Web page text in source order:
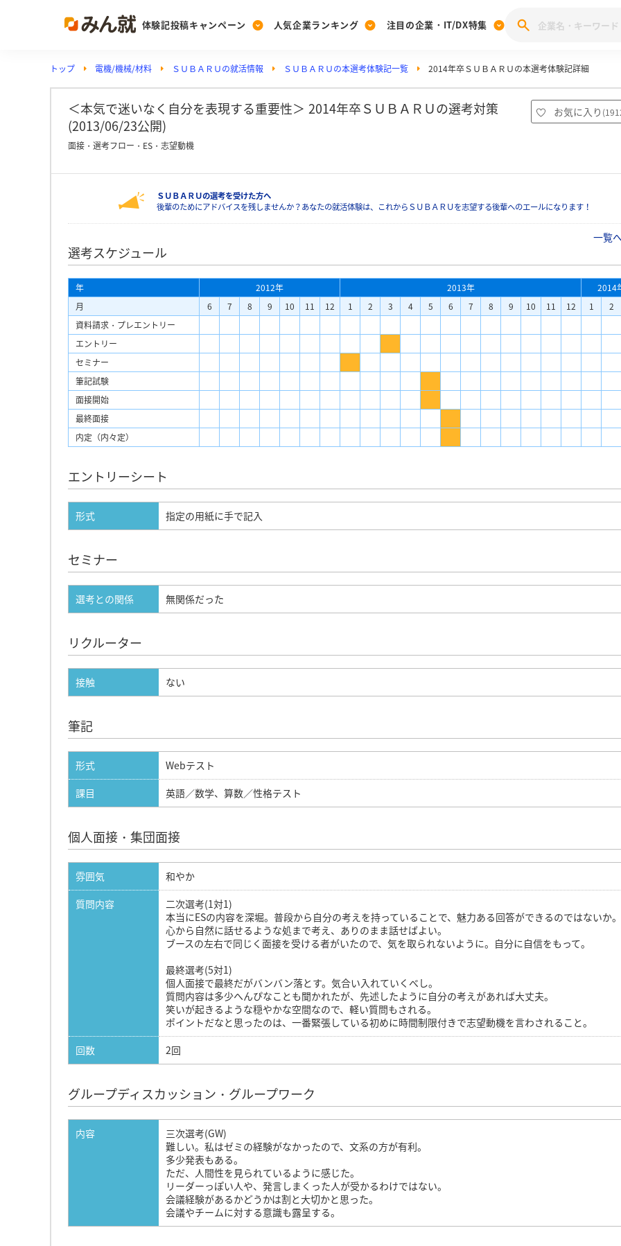
体験記投稿キャンペーン
Post
投稿する
[27卒] 本選考体験記投稿キャンペーン
人気企業ランキング
Ranking
ランキングを見る
みんなのDX企業就職ブランド調査
注目の企業・IT/DX特集
PickUp
注目の企業特集
動画で知ろう！業界・企業研究
トップ 電機/機械/材料 ＳＵＢＡＲＵの就活情報 ＳＵＢＡＲＵの本選考体験記一覧 2014年卒ＳＵＢＡＲＵの本選考体験記詳細
＜本気で迷いなく自分を表現する重要性＞ 2014年卒ＳＵＢＡＲＵの選考対策
(2013/06/23公開)
お気に入り (
面接・選考フロー・ES・志望動機
ＳＵＢＡＲＵの選考を受けた方へ
後輩のためにアドバイスを残しませんか？あなたの就活体験は、これからＳＵＢＡＲＵを志望する後輩へのエールになります！
一覧
選考スケジュール
年 2012年 2013年
2014
月
6 7 8 9 10 11 12 1 2 3 4 5 6 7 8 9 10 11 12 1
2
資料請求・プレエントリー
エントリー
セミナー
筆記試験
面接開始
最終面接
内定（内々定）
エントリーシート
形式 指定の用紙に手で記入
セミナー
選考との関係 無関係だった
リクルーター
接触 ない
筆記
形式
Webテスト
課目
英語／数学、算数／性格テスト
個人面接・集団面接
雰囲気
和やか
質問内容
二次選考(1対1)
本当にESの内容を深堀。普段から自分の考えを持っていることで、魅力ある回答ができるのではないか。
心から自然に話せるような処まで考え、ありのまま話せばよい。
ブースの左右で同じく面接を受ける者がいたので、気を取られないように。自分に自信をもって。
最終選考(5対1)
個人面接で最終だがバンバン落とす。気合い入れていくべし。
質問内容は多少へんぴなことも聞かれたが、先述したように自分の考えがあれば大丈夫。
笑いが起きるような穏やかな空間なので、軽い質問もされる。
ポイントだなと思ったのは、一番緊張している初めに時間制限付きで志望動機を言わされること。
回数
2回
グループディスカッション・グループワーク
内容
三次選考(GW)
難しい。私はゼミの経験がなかったので、文系の方が有利。
多少発表もある。
ただ、人間性を見られているように感じた。
リーダーっぽい人や、発言しまくった人が受かるわけではない。
会議経験があるかどうかは割と大切かと思った。
会議やチームに対する意識も露呈する。